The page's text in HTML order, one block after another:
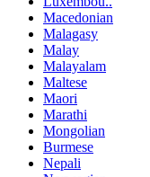
Macedonian
Malagasy
Malay
Malayalam
Maltese
Maori
Marathi
Mongolian
Burmese
Nepali